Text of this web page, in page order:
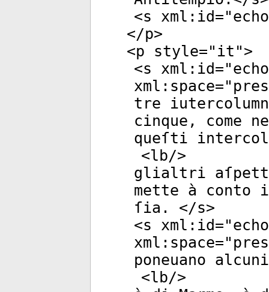
<s xml:id="
</p>
<p style=" it ">
<s xml:id="
xml:space="
tre
cinque, come
queſti
<lb/>
glialtri
mette à conto
ſia. </s>
<s xml:id="
xml:space="
poneuano
<lb/>